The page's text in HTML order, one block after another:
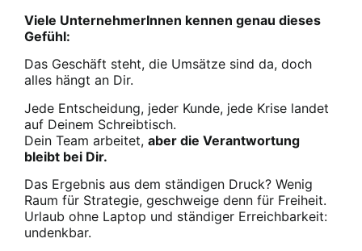
Viele UnternehmerInnen kennen genau dieses
Gefühl:
Das Geschäft steht, die Umsätze sind da, doch
alles hängt an Dir.
Jede Entscheidung, jeder Kunde, jede Krise landet
auf Deinem Schreibtisch.
Dein Team arbeitet, aber die Verantwortung
bleibt bei Dir.
Das Ergebnis aus dem ständigen Druck? Wenig
Raum für Strategie, geschweige denn für Freiheit.
Urlaub ohne Laptop und ständiger Erreichbarkeit:
undenkbar.